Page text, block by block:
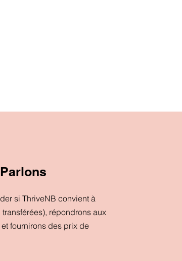
si ThriveNB convient à
répondrons aux
fournirons des prix de